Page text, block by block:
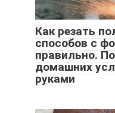
Как резать
способов с
правильно.
домашних
руками